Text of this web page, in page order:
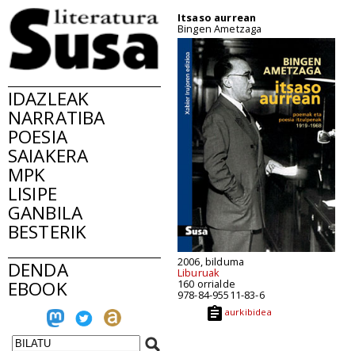
IDAZLEAK
NARRATIBA
POESIA
SAIAKERA
MPK
LISIPE
GANBILA
BESTERIK
DENDA
EBOOK
Itsaso aurrean
Bingen Ametzaga
2006, bilduma
Liburuak
160 orrialde
978-84-95511-83-6
aurkibidea